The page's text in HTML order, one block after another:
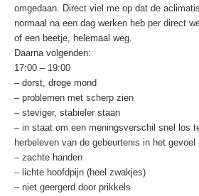
omgedaan. Direct viel me op dat de
normaal na een dag werken heb per direct
of een beetje, helemaal weg.
Daarna volgenden:
17:00 – 19:00
– dorst, droge mond
– problemen met scherp zien
– steviger, stabieler staan
– in staat om een meningsverschil snel los
herbeleven van de gebeurtenis in het gevoel
– zachte handen
– lichte hoofdpijn (heel zwakjes)
– niet geergerd door prikkels